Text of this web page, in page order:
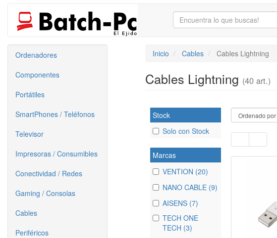
Ordenadores
Componentes
Portátiles
SmartPhones / Teléfonos
Televisor
Impresoras / Consumibles
Conectividad / Redes
Gaming / Consolas
Cables
Periféricos
Inicio Cables Cables Lightning
Cables Lightning (40 art.)
Stock
Solo con Stock
Marcas
VENTION (20)
NANO CABLE (9)
AISENS (7)
TECH ONE
TECH (3)